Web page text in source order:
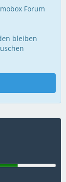
Forum
bleiben